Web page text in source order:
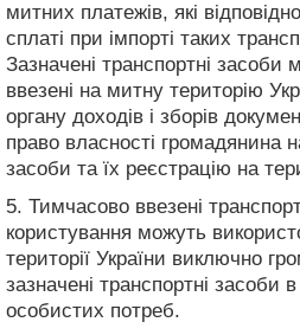
митних платежів, які
сплаті при імпорті таких
Зазначені транспортні
ввезені на митну територію
органу доходів і зборів
право власності громадянина
засоби та їх реєстрацію на
5. Тимчасово ввезені
користування можуть
території України виключно
зазначені транспортні засоби в
особистих потреб.